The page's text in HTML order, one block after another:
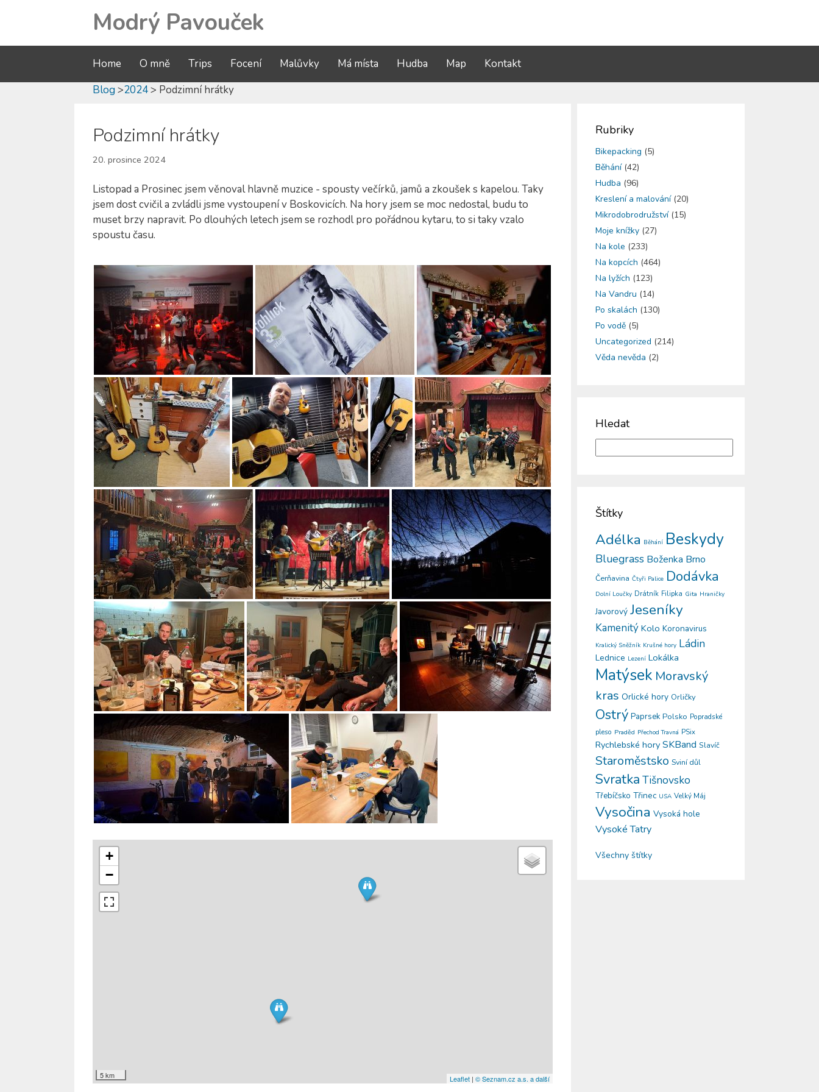
Modrý Pavouček
Home O mně Trips Focení Malůvky Má místa Hudba Map
Kontakt
Blog >2024> Podzimní hrátky
Podzimní hrátky
20. prosince 2024
Listopad a Prosinec jsem věnoval hlavně muzice - spousty večírků, jamů a zkoušek s kapelou. Taky
jsem dost cvičil a zvládli jsme vystoupení v Boskovicích. Na hory jsem se moc nedostal, budu to
muset brzy napravit. Po dlouhých letech jsem se rozhodl pro pořádnou kytaru, to si taky vzalo
spoustu času.
+
−
5 km Leaflet | © Seznam.cz a.s. a další
Rubriky
Bikepacking (5)
Běhání(42)
Hudba (96)
Kreslení a malování(20)
Mikrodobrodružství(15)
Moje knížky (27)
Na kole (233)
Na kopcích (464)
Na lyžích (123)
Na Vandru (14)
Po skalách (130)
Po vodě (5)
Uncategorized (214)
Věda nevěda (2)
Hledat
Štítky
Adélka Běhání Beskydy
Bluegrass Boženka Brno
Čerňavina Čtyři Palice Dodávka
Dolní Loučky Drátník Filipka Gita Hraničky
Javorový Jeseníky
Kamenitý Kolo Koronavirus
Kralický Sněžník Krušné hory Ládin
Lednice Lezení Lokálka
Matýsek Moravský
kras Orlické hory Orličky
Ostrý Paprsek Polsko Popradské
pleso Praděd Přechod Travná PSix
Rychlebské hory SKBand Slavíč
Staroměstsko Sviní důl
Svratka Tišnovsko
Třebíčsko Třinec USA Velký Máj
Vysočina Vysoká hole
Vysoké Tatry
Všechny štítky